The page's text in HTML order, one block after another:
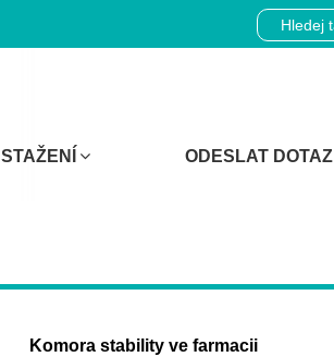
STAŽENÍ ODESLAT DOTAZ
Komora stability ve farmacii